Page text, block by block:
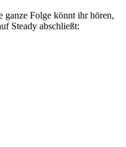
ganze Folge könnt ihr hören,
Steady abschließt: